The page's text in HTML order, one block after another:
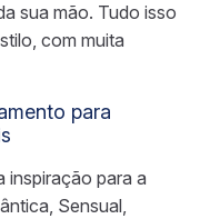
sua mão. Tudo isso
com muita
para
inspiração para a
Sensual,